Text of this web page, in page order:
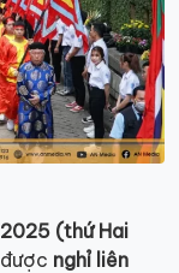
2025 (thứ Hai
nghỉ liên